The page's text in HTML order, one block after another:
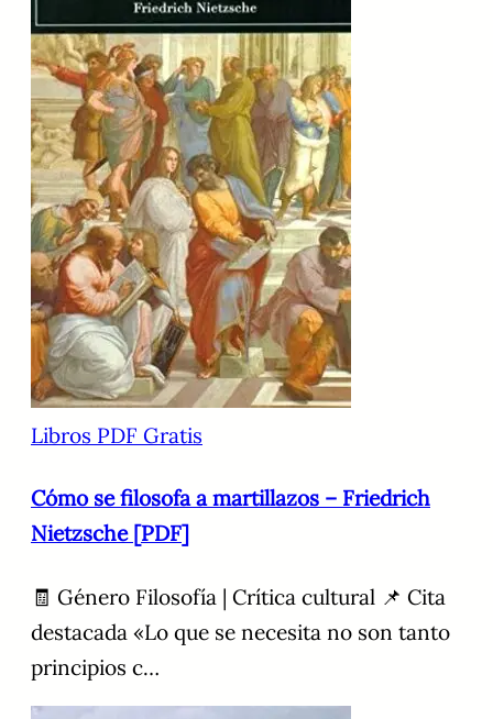
Libros PDF Gratis
Cómo se filosofa a martillazos – Friedrich
Nietzsche [PDF]
🧾 Género Filosofía | Crítica cultural 📌 Cita
destacada «Lo que se necesita no son tanto
principios c…